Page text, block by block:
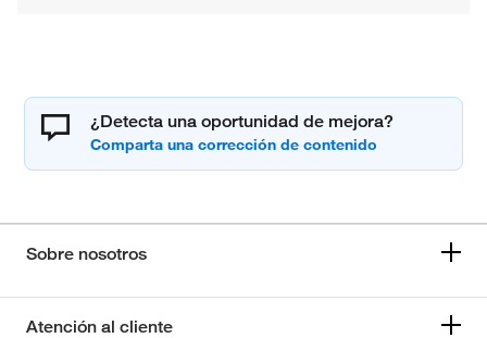
¿Detecta una oportunidad de mejora?
Sobre nosotros
Atención al cliente